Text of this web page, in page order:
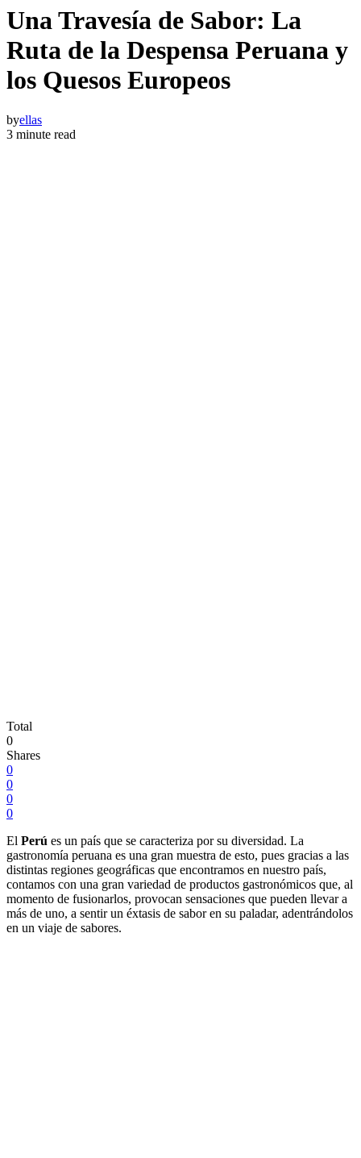
Una Travesía de Sabor: La
Ruta de la Despensa Peruana y
los Quesos Europeos
byellas
3 minute read
Total
0
Shares
0
0
0
0
El Perú es un país que se caracteriza por su diversidad. La
gastronomía peruana es una gran muestra de esto, pues gracias a las
distintas regiones geográficas que encontramos en nuestro país,
contamos con una gran variedad de productos gastronómicos que, al
momento de fusionarlos, provocan sensaciones que pueden llevar a
más de uno, a sentir un éxtasis de sabor en su paladar, adentrándolos
en un viaje de sabores.